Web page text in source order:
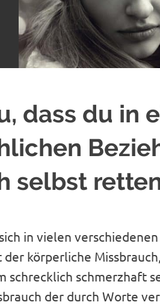
dass du in
selbst
in vielen
körperliche
schrecklich schmerzhaft
der durch Worte